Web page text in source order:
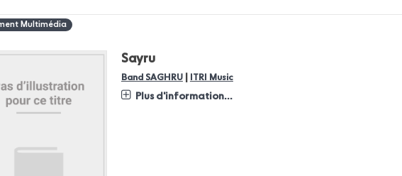
Multimédia
Sayru
Band SAGHRU ITRI Music
Plus d'information...